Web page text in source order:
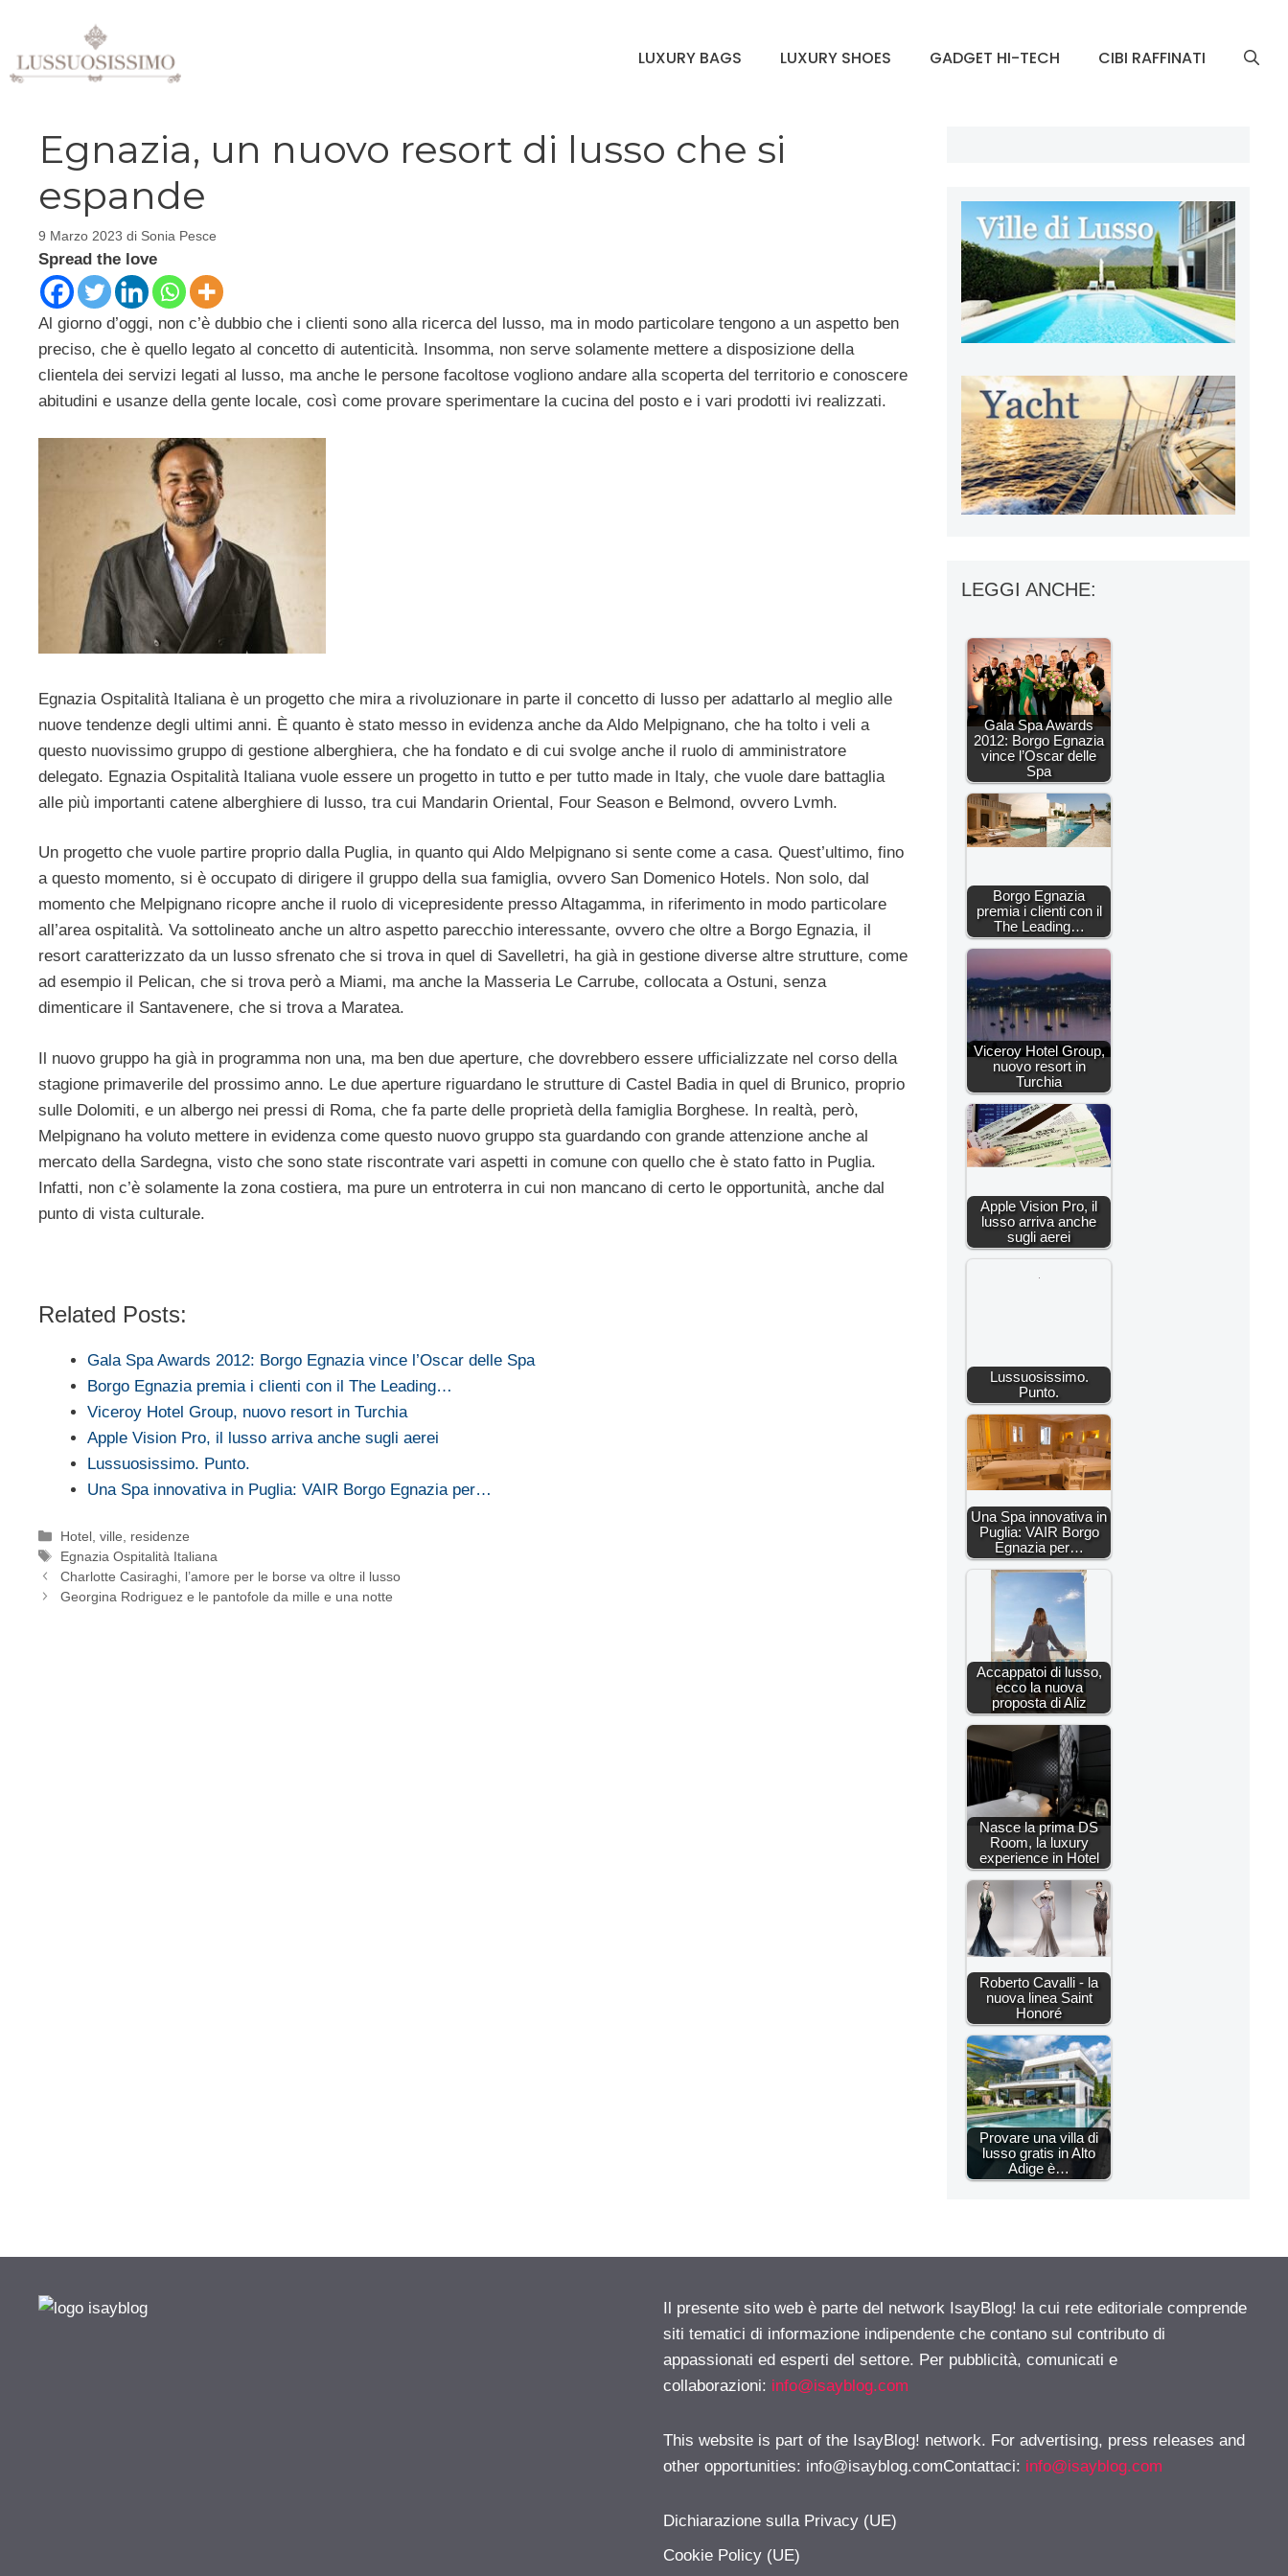
contenuto
LUXURY BAGS LUXURY SHOES GADGET HI-TECH CIBI RAFFINATI
Egnazia, un nuovo resort di lusso che si
espande
9 Marzo 2023 di Sonia Pesce
Spread the love
Al giorno d’oggi, non c’è dubbio che i clienti sono alla ricerca del lusso, ma in modo particolare tengono a un aspetto ben
preciso, che è quello legato al concetto di autenticità. Insomma, non serve solamente mettere a disposizione della
clientela dei servizi legati al lusso, ma anche le persone facoltose vogliono andare alla scoperta del territorio e conoscere
abitudini e usanze della gente locale, così come provare sperimentare la cucina del posto e i vari prodotti ivi realizzati.
Egnazia Ospitalità Italiana è un progetto che mira a rivoluzionare in parte il concetto di lusso per adattarlo al meglio alle
nuove tendenze degli ultimi anni. È quanto è stato messo in evidenza anche da Aldo Melpignano, che ha tolto i veli a
questo nuovissimo gruppo di gestione alberghiera, che ha fondato e di cui svolge anche il ruolo di amministratore
delegato. Egnazia Ospitalità Italiana vuole essere un progetto in tutto e per tutto made in Italy, che vuole dare battaglia
alle più importanti catene alberghiere di lusso, tra cui Mandarin Oriental, Four Season e Belmond, ovvero Lvmh.
Un progetto che vuole partire proprio dalla Puglia, in quanto qui Aldo Melpignano si sente come a casa. Quest’ultimo, fino
a questo momento, si è occupato di dirigere il gruppo della sua famiglia, ovvero San Domenico Hotels. Non solo, dal
momento che Melpignano ricopre anche il ruolo di vicepresidente presso Altagamma, in riferimento in modo particolare
all’area ospitalità. Va sottolineato anche un altro aspetto parecchio interessante, ovvero che oltre a Borgo Egnazia, il
resort caratterizzato da un lusso sfrenato che si trova in quel di Savelletri, ha già in gestione diverse altre strutture, come
ad esempio il Pelican, che si trova però a Miami, ma anche la Masseria Le Carrube, collocata a Ostuni, senza
dimenticare il Santavenere, che si trova a Maratea.
Il nuovo gruppo ha già in programma non una, ma ben due aperture, che dovrebbero essere ufficializzate nel corso della
stagione primaverile del prossimo anno. Le due aperture riguardano le strutture di Castel Badia in quel di Brunico, proprio
sulle Dolomiti, e un albergo nei pressi di Roma, che fa parte delle proprietà della famiglia Borghese. In realtà, però,
Melpignano ha voluto mettere in evidenza come questo nuovo gruppo sta guardando con grande attenzione anche al
mercato della Sardegna, visto che sono state riscontrate vari aspetti in comune con quello che è stato fatto in Puglia.
Infatti, non c’è solamente la zona costiera, ma pure un entroterra in cui non mancano di certo le opportunità, anche dal
punto di vista culturale.
Related Posts:
Gala Spa Awards 2012: Borgo Egnazia vince l’Oscar delle Spa
Borgo Egnazia premia i clienti con il The Leading…
Viceroy Hotel Group, nuovo resort in Turchia
Apple Vision Pro, il lusso arriva anche sugli aerei
Lussuosissimo. Punto.
Una Spa innovativa in Puglia: VAIR Borgo Egnazia per…
Categorie
Hotel, ville, residenze
Tag
Egnazia Ospitalità Italiana
Charlotte Casiraghi, l’amore per le borse va oltre il lusso
Georgina Rodriguez e le pantofole da mille e una notte
LEGGI ANCHE:
Gala Spa Awards
2012: Borgo Egnazia
vince l’Oscar delle
Spa
Borgo Egnazia
premia i clienti con il
The Leading…
Viceroy Hotel Group,
nuovo resort in
Turchia
Apple Vision Pro, il
lusso arriva anche
sugli aerei
Lussuosissimo.
Punto.
Una Spa innovativa in
Puglia: VAIR Borgo
Egnazia per…
Accappatoi di lusso,
ecco la nuova
proposta di Aliz
Nasce la prima DS
Room, la luxury
experience in Hotel
Roberto Cavalli - la
nuova linea Saint
Honoré
Provare una villa di
lusso gratis in Alto
Adige è…
Il presente sito web è parte del network IsayBlog! la cui rete editoriale comprende
siti tematici di informazione indipendente che contano sul contributo di
appassionati ed esperti del settore. Per pubblicità, comunicati e
collaborazioni: info@isayblog.com
This website is part of the IsayBlog! network. For advertising, press releases and
other opportunities: info@isayblog.comContattaci: info@isayblog.com
Dichiarazione sulla Privacy (UE)
Cookie Policy (UE)